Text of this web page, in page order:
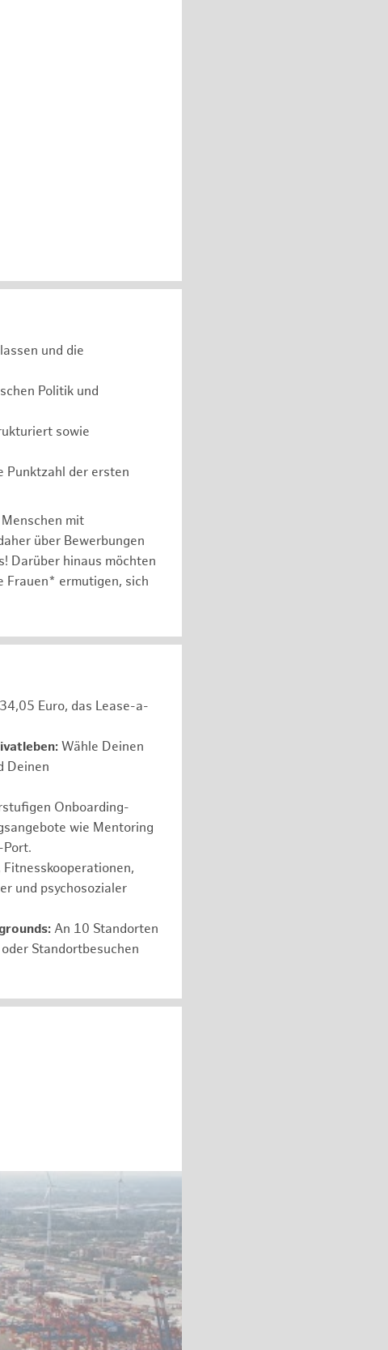
und die
Politik und
sowie
Punktzahl der ersten
mit
über Bewerbungen
Darüber hinaus möchten
Frauen* ermutigen, sich
Euro, das Lease-a-
Wähle Deinen
Deinen
Onboarding-
wie Mentoring
Port.
und psychosozialer
An 10 Standorten
Standortbesuchen